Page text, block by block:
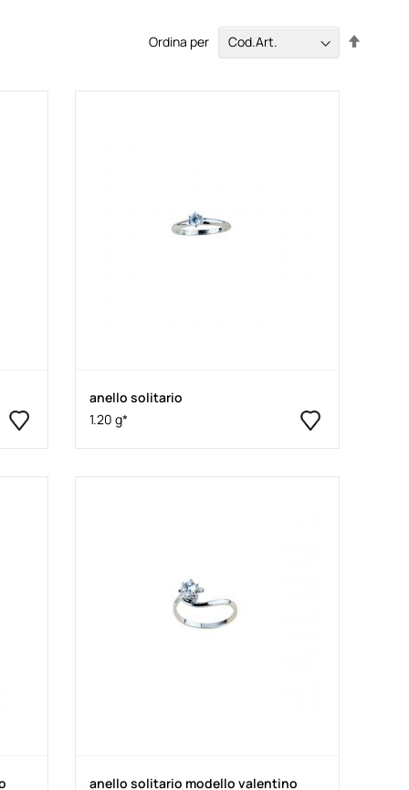
Ordina per
anello solitario
1.20 g*
anello solitario modello valentino